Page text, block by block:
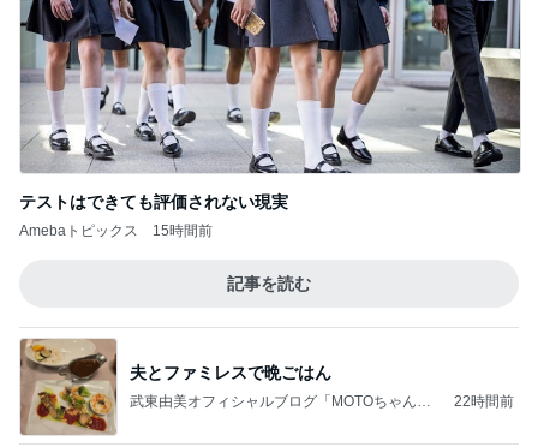
テストはできても評価されない現実
Amebaトピックス 15時間前
記事を読む
夫とファミレスで晩ごはん
武東由美オフィシャルブログ「MOTOちゃんと
22時間前